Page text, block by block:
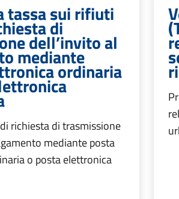
tassa sui rifiuti
di
dell’invito al
mediante
ordinaria
richiesta di trasmissione
mediante posta
o posta elettronica